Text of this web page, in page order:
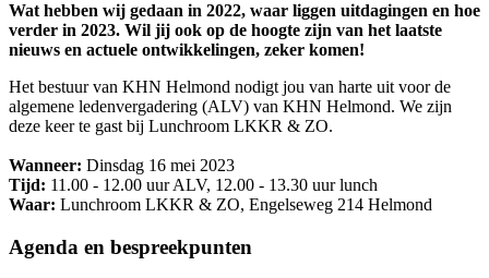
Wat hebben wij gedaan in 2022, waar liggen uitdagingen en hoe
verder in 2023. Wil jij ook op de hoogte zijn van het laatste
nieuws en actuele ontwikkelingen, zeker komen!
Het bestuur van KHN Helmond nodigt jou van harte uit voor de
algemene ledenvergadering (ALV) van KHN Helmond. We zijn
deze keer te gast bij Lunchroom LKKR & ZO.
Wanneer: Dinsdag 16 mei 2023
Tijd: 11.00 - 12.00 uur ALV, 12.00 - 13.30 uur lunch
Waar: Lunchroom LKKR & ZO, Engelseweg 214 Helmond
Agenda en bespreekpunten